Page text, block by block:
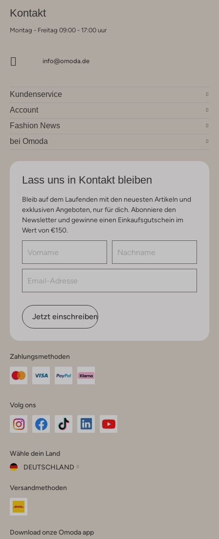
Kontakt
Montag - Freitag 09:00 - 17:00 uur
info@omoda.de
Kundenservice
Account
Fashion News
bei Omoda
Lass uns in Kontakt bleiben
Bleib auf dem Laufenden mit den neuesten Artikeln und
exklusiven Angeboten, nur für dich. Abonniere den
Newsletter und gewinne einen Einkaufsgutschein im
Wert von €150.
Jetzt einschreiben
Zahlungsmethoden
Volg ons
Instagram
Facebook
TikTok
Wähle dein Land
DEUTSCHLAND
dein
Land
Versandmethoden
Download onze Omoda app